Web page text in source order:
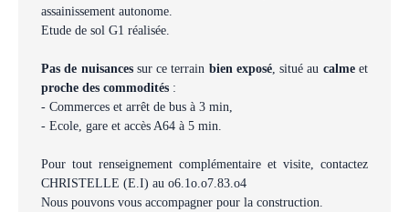
assainissement autonome.
Etude de sol G1 réalisée.
Pas de nuisancessur ce terrain bien exposé, situé au calmeet
proche des commodités :
- Commerces et arrêt de bus à 3 min,
- Ecole, gare et accès A64 à 5 min.
Pour tout renseignement complémentaire et visite, contactez
CHRISTELLE (E.I) au o6.1o.o7.83.o4
Nous pouvons vous accompagner pour la construction.